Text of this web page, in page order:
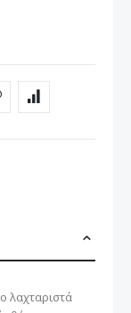
λαχταριστά